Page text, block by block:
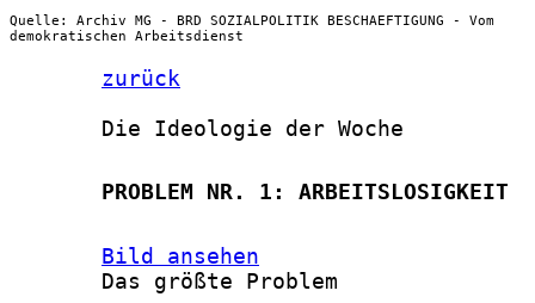
Quelle: Archiv MG - BRD SOZIALPOLITIK BESCHAEFTIGUNG - Vom
demokratischen Arbeitsdienst
zurück
       Die Ideologie der Woche
       PROBLEM NR. 1: ARBEITSLOSIGKEIT
Bild ansehen
       Das größte Problem